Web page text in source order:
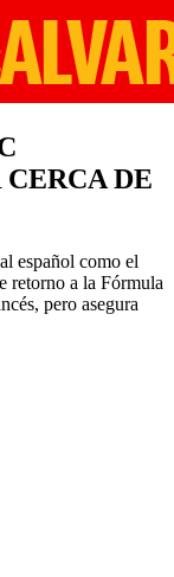
DE
español como el
retorno a la Fórmula
pero asegura